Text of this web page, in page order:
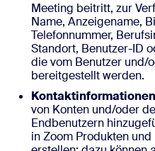
Meeting beitritt, zur
Name, Anzeigename,
Telefonnummer,
Standort, Benutzer-ID
die vom Benutzer und/
bereitgestellt werden.
von Konten und/oder
Endbenutzern
in Zoom Produkten